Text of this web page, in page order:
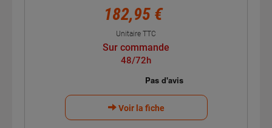
182,95 €
Unitaire TTC
Sur commande
48/72h
Voir la fiche